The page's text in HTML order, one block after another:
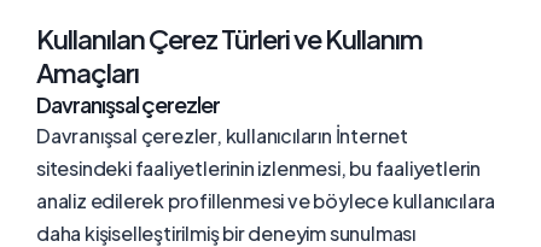
Kullanılan Çerez Türleri ve Kullanım
Amaçları
Davranışsal çerezler
Davranışsal çerezler, kullanıcıların İnternet
sitesindeki faaliyetlerinin izlenmesi, bu faaliyetlerin
analiz edilerek profillenmesi ve böylece kullanıcılara
daha kişiselleştirilmiş bir deneyim sunulması